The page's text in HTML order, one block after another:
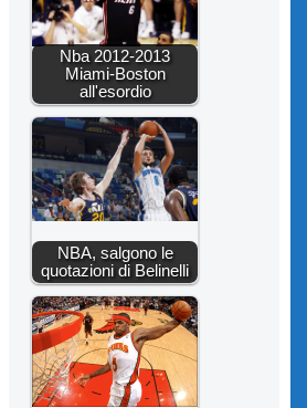
Nba 2012-2013
Miami-Boston
all'esordio
NBA, salgono le
quotazioni di Belinelli